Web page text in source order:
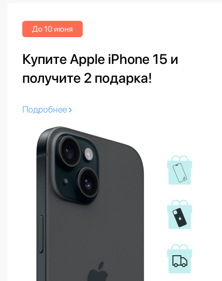
До 10 июня
Купите Apple iPhone 15 и
получите 2 подарка!
Подробнее